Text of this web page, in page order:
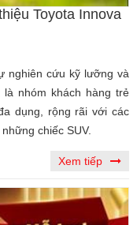
Toyota Innova
nghiên cứu kỹ lưỡng và
nhóm khách hàng trẻ
dụng, rộng rãi với các
chiếc SUV.
Xem tiếp